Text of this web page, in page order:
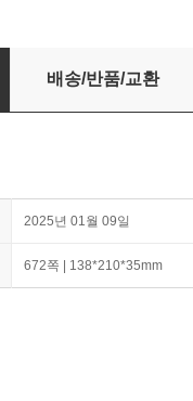
재밌다
배송/반품/교환
2025년 01월 09일
672쪽 | 138*210*35mm